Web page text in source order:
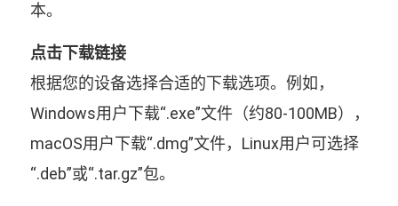
本。
点击下载链接
根据您的设备选择合适的下载选项。例如，
Windows用户下载“.exe”文件（约80-100MB），
macOS用户下载“.dmg”文件，Linux用户可选择
“.deb”或“.tar.gz”包。